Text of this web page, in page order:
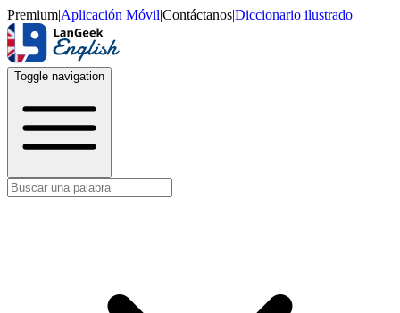
Premium|Aplicación Móvil|Contáctanos|Diccionario ilustrado
Toggle navigation